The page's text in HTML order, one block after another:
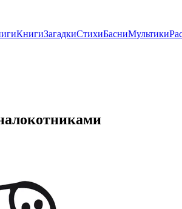
КнигиЗагадкиСтихиБасниМультики